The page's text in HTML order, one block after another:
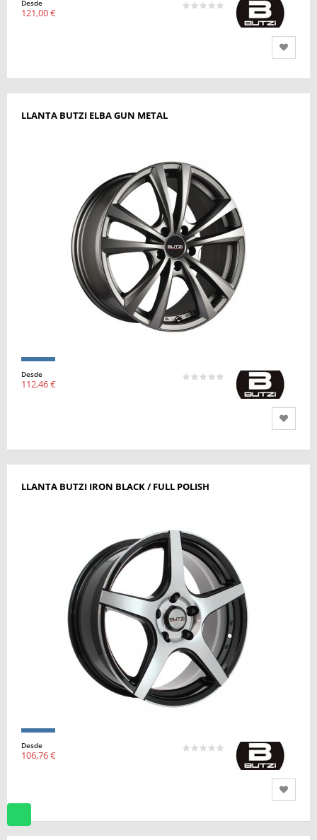
Desde
121,00 €
LLANTA BUTZI ELBA GUN METAL
Desde
112,46 €
LLANTA BUTZI IRON BLACK / FULL POLISH
Desde
106,76 €